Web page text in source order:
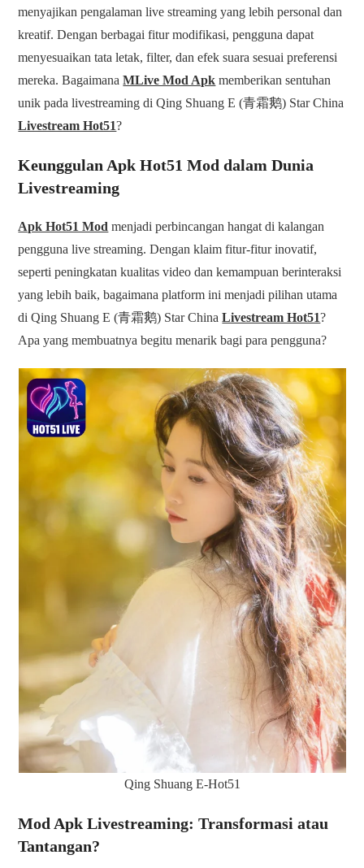
menyajikan pengalaman live streaming yang lebih personal dan
kreatif. Dengan berbagai fitur modifikasi, pengguna dapat
menyesuaikan tata letak, filter, dan efek suara sesuai preferensi
mereka. BagaimanaMLive Mod Apk memberikan sentuhan
unik pada livestreaming di Qing Shuang E (青霜鹅) Star China
Livestream Hot51?
Keunggulan Apk Hot51 Mod dalam Dunia
Livestreaming
Apk Hot51 Mod menjadi perbincangan hangat di kalangan
pengguna live streaming. Dengan klaim fitur-fitur inovatif,
seperti peningkatan kualitas video dan kemampuan berinteraksi
yang lebih baik, bagaimana platform ini menjadi pilihan utama
di Qing Shuang E (青霜鹅) Star ChinaLivestream Hot51?
Apa yang membuatnya begitu menarik bagi para pengguna?
Qing Shuang E-Hot51
Mod Apk Livestreaming: Transformasi atau
Tantangan?